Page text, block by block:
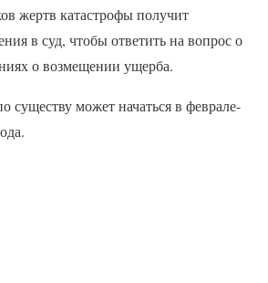
жертв катастрофы получит
в суд, чтобы ответить на вопрос о
о возмещении ущерба.
существу может начаться в феврале-